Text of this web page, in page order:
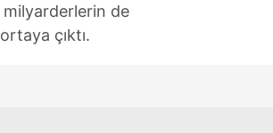
milyarderlerin de
çıktı.